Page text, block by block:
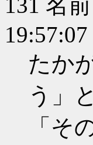
たか
う」
「そ